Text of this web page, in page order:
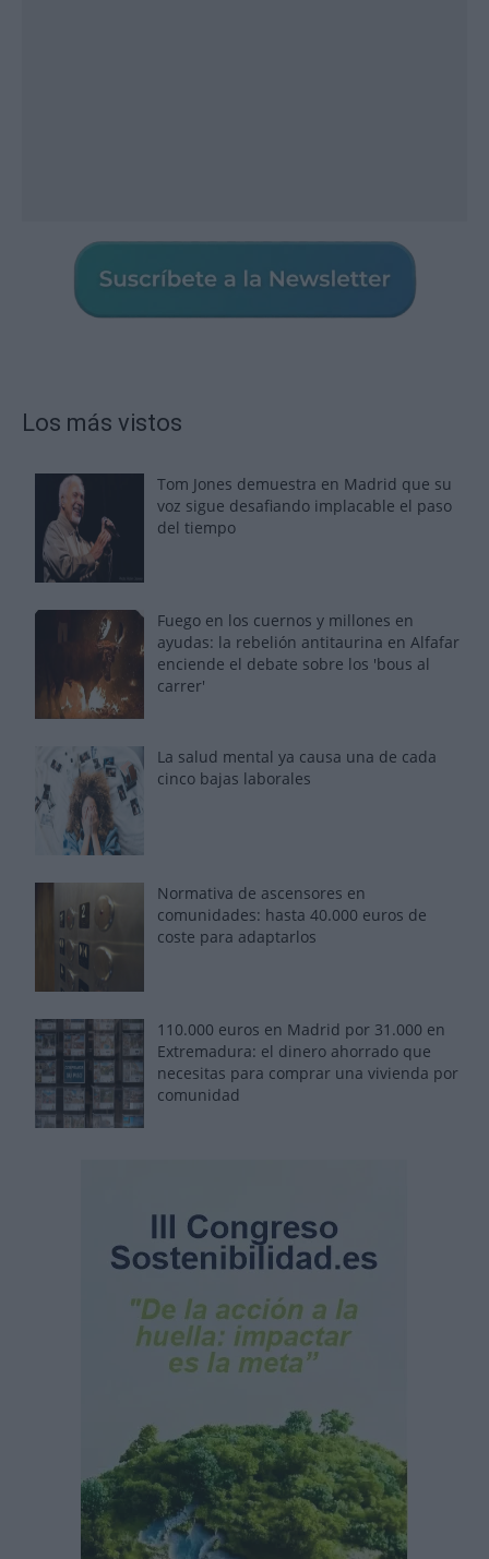
Los más vistos
Tom Jones demuestra en Madrid que su
voz sigue desafiando implacable el paso
del tiempo
Fuego en los cuernos y millones en
ayudas: la rebelión antitaurina en Alfafar
enciende el debate sobre los 'bous al
carrer'
La salud mental ya causa una de cada
cinco bajas laborales
Normativa de ascensores en
comunidades: hasta 40.000 euros de
coste para adaptarlos
110.000 euros en Madrid por 31.000 en
Extremadura: el dinero ahorrado que
necesitas para comprar una vivienda por
comunidad